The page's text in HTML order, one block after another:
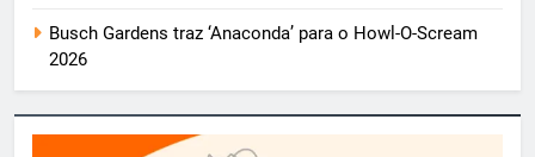
Busch Gardens traz ‘Anaconda’ para o Howl-O-Scream
2026